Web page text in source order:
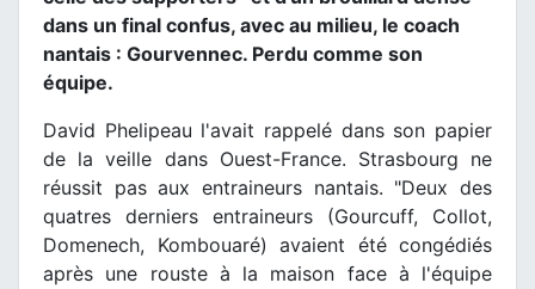
dans un final confus, avec au milieu, le coach
nantais : Gourvennec. Perdu comme son
équipe.
David Phelipeau l'avait rappelé dans son papier
de la veille dans Ouest-France. Strasbourg ne
réussit pas aux entraineurs nantais. "Deux des
quatres derniers entraineurs (Gourcuff, Collot,
Domenech, Kombouaré) avaient été congédiés
après une rouste à la maison face à l'équipe